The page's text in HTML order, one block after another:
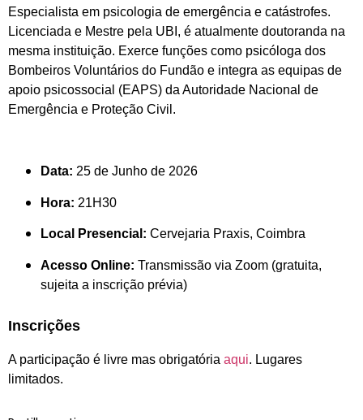
Especialista em psicologia de emergência e catástrofes.
Licenciada e Mestre pela UBI, é atualmente doutoranda na
mesma instituição. Exerce funções como psicóloga dos
Bombeiros Voluntários do Fundão e integra as equipas de
apoio psicossocial (EAPS) da Autoridade Nacional de
Emergência e Proteção Civil.
Data: 25 de Junho de 2026
Hora: 21H30
Local Presencial: Cervejaria Praxis, Coimbra
Acesso Online: Transmissão via Zoom (gratuita,
sujeita a inscrição prévia)
Inscrições
A participação é livre mas obrigatória aqui. Lugares
limitados.